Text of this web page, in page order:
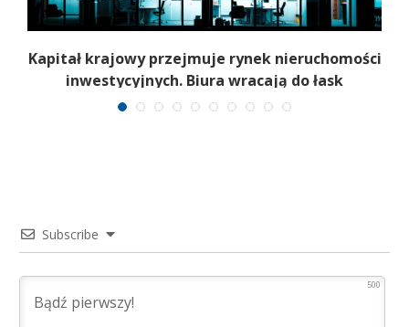
Kapitał krajowy przejmuje rynek nieruchomości
inwestycyjnych. Biura wracają do łask
Subscribe
500